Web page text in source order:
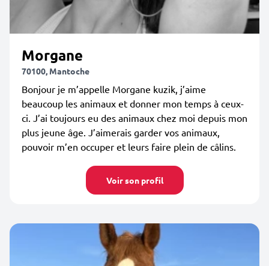
Morgane
70100, Mantoche
Bonjour je m’appelle Morgane kuzik, j’aime
beaucoup les animaux et donner mon temps à ceux-
ci. J’ai toujours eu des animaux chez moi depuis mon
plus jeune âge. J’aimerais garder vos animaux,
pouvoir m’en occuper et leurs faire plein de câlins.
Voir son profil